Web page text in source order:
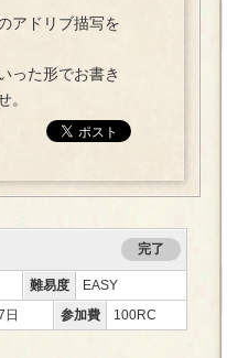
アドリブ描写を
った形でお書き
。
完了
難易度
EASY
日 参加費 100RC